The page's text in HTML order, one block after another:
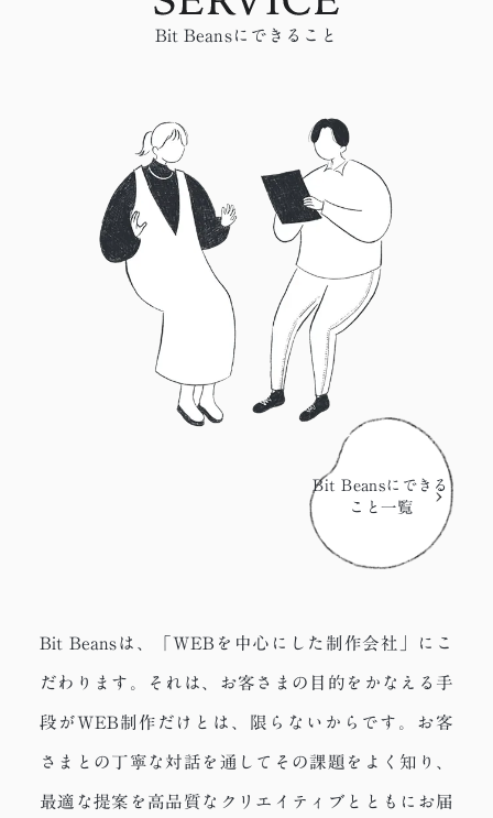
Bit Beansにできること
Bit Beansは、「WEBを中心にした制作会社」にこ
だわります。 それは、お客さまの目的をかなえる手
段がWEB制作だけとは、限らないからです。 お客
さまとの丁寧な対話を通してその課題をよく知り、
最適な提案を高品質なクリエイティブとともにお届
Bit Beansにできる
こと一覧